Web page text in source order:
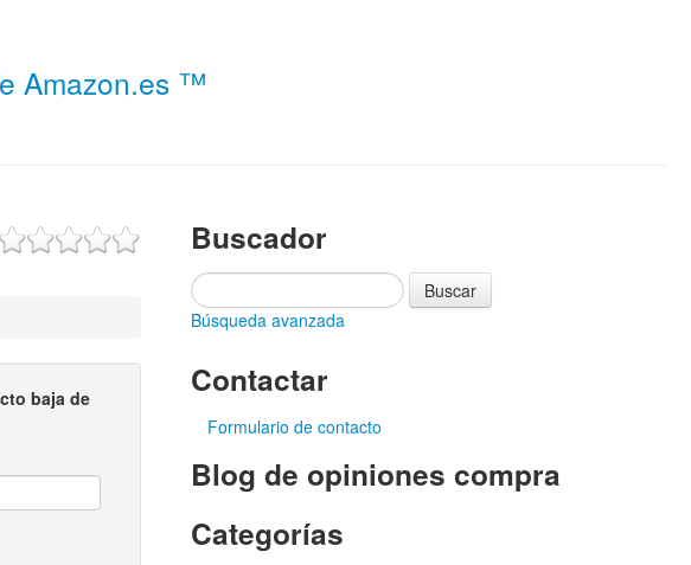
Amazon.es ™
baja de
Buscador
Búsqueda avanzada
Contactar
Formulario de contacto
Blog de opiniones compra
Categorías